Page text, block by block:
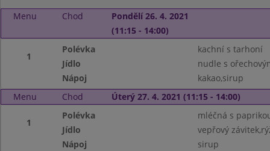
Menu Chod
Pondělí 26. 4. 2021
(11:15 - 14:00)
1
Polévka
kachní s tarhoní
Jídlo
nudle s
Nápoj
kakao,sirup
Menu
Chod Úterý 27. 4. 2021 (11:15 - 14:00)
1
Polévka
mléčná s
Jídlo
vepřový
Nápoj
sirup